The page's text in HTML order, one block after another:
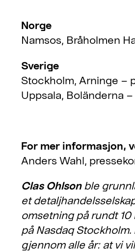
Norge
Namsos, Bråholmen
Sverige
Stockholm, Arninge –
Uppsala, Boländerna
For mer informasjon,
Anders Wahl,
Clas Ohlson ble
et
omsetning på rundt
på Nasdaq
gjennom alle år: at vi